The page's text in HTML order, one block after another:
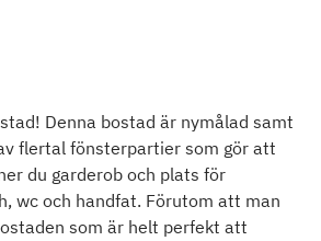
Denna bostad är nymålad samt
flertal fönsterpartier som gör att
du garderob och plats för
wc och handfat. Förutom att man
som är helt perfekt att